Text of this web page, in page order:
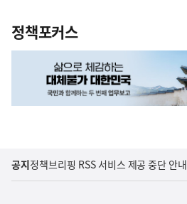
정책포커스
공지정책브리핑 RSS 서비스 제공 중단 안내